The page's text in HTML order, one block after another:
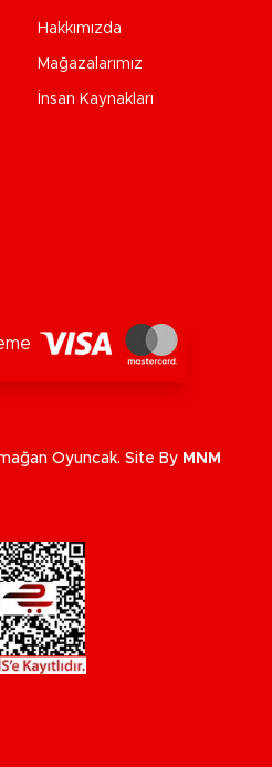
Hakkımızda
Mağazalarımız
İnsan Kaynakları
Oyuncak. Site By MNM